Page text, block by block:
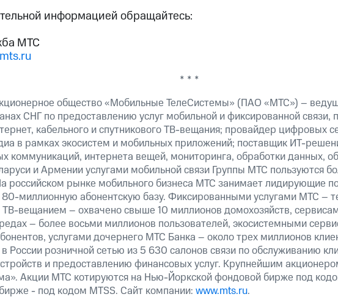
информацией обращайтесь:
МТС
* * *
общество «Мобильные ТелеСистемы» (ПАО «МТС») –
СНГ по предоставлению услуг мобильной и фиксированной связи,
кабельного и спутникового ТВ-вещания; провайдер цифровых
в рамках экосистем и мобильных приложений; поставщик ИТ-
коммуникаций, интернета вещей, мониторинга, обработки данных,
и Армении услугами мобильной связи Группы МТС пользуются
российском рынке мобильного бизнеса МТС занимает лидирующие
миллионную абонентскую базу. Фиксированными услугами МТС –
ТВ-вещанием – охвачено свыше 10 миллионов домохозяйств,
– более восьми миллионов пользователей, экосистемными
услугами дочернего МТС Банка – около трех миллионов
в России розничной сетью из 5 630 салонов связи по обслуживанию
и предоставлению финансовых услуг. Крупнейшим
Акции МТС котируются на Нью-Йоркской фондовой бирже под
- под кодом MTSS. Сайт компании: www.mts.ru.